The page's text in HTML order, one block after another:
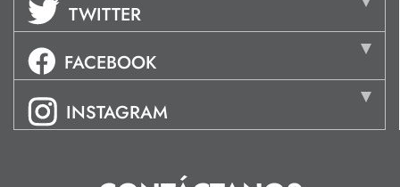
TWITTER
FACEBOOK
INSTAGRAM